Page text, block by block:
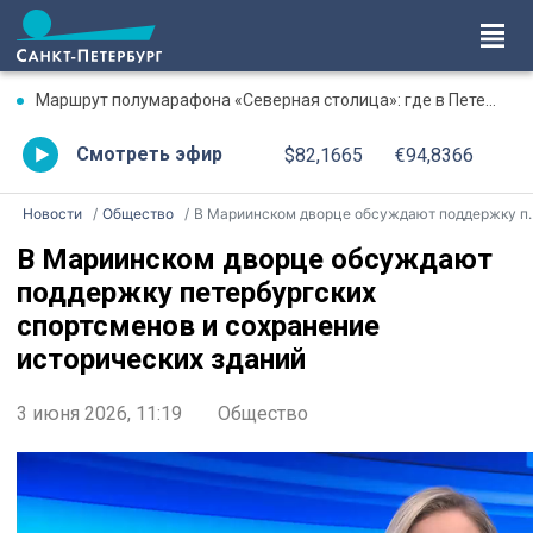
Маршрут полумарафона «Северная столица»: где в Петербурге будут перекрыты дороги 9 августа
Смотреть эфир $82,1665 €94,8366
Новости Общество В Мариинском дворце обсуждают поддержку петербургских спортсменов и сохранение исторических зданий
В Мариинском дворце обсуждают
поддержку петербургских
спортсменов и сохранение
исторических зданий
3 июня 2026, 11:19 Общество